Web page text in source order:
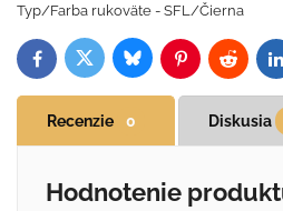
Typ/Farba rukoväte - SFL/Čierna
FacebookTwitterBlueskyPinterestReddit
Recenzie 0 Diskusia
Hodnotenie